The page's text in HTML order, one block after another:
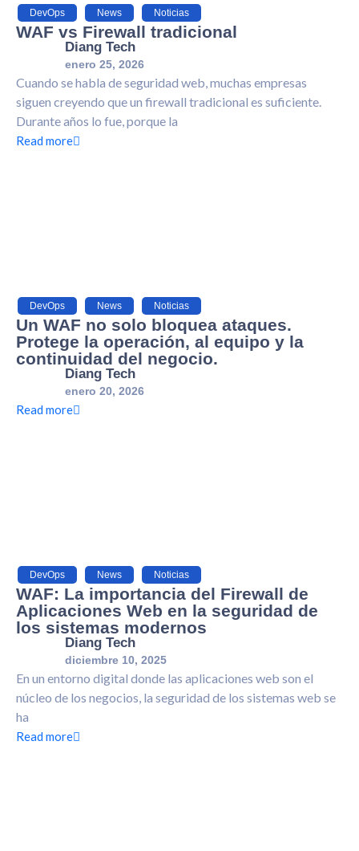
DevOps News Noticias
WAF vs Firewall tradicional
Diang Tech
enero 25, 2026
Cuando se habla de seguridad web, muchas empresas
siguen creyendo que un firewall tradicional es suficiente.
Durante años lo fue, porque la
Read more
DevOps News Noticias
Un WAF no solo bloquea ataques.
Protege la operación, al equipo y la
continuidad del negocio.
Diang Tech
enero 20, 2026
Read more
DevOps News Noticias
WAF: La importancia del Firewall de
Aplicaciones Web en la seguridad de
los sistemas modernos
Diang Tech
diciembre 10, 2025
En un entorno digital donde las aplicaciones web son el
núcleo de los negocios, la seguridad de los sistemas web se
ha
Read more